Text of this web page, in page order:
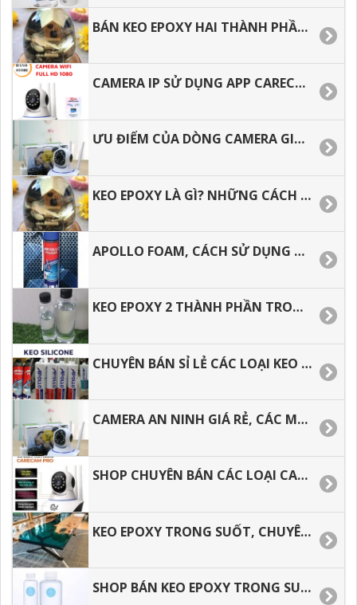
BÁN KEO EPOXY HAI THÀNH PHẦN, SHIP CODE TOÀN QUỐC.
CAMERA IP SỬ DỤNG APP CARECAM, DÒNG CAMERA THẾ HỆ MỚI.
ƯU ĐIỂM CỦA DÒNG CAMERA GIÁ RẺ CÓ TỐT KHÔNG.
KEO EPOXY LÀ GÌ? NHỮNG CÁCH PHA KEO EPOXY ĐÚNG CÁCH
APOLLO FOAM, CÁCH SỬ DỤNG ĐÚNG CÁCH, HIỆU QUẢ, TIẾT KIỆM
KEO EPOXY 2 THÀNH PHẦN TRONG SUỐT, THOÁT KHÍ TỐT, CHỊU NHIỆT.
CHUYÊN BÁN SỈ LẺ CÁC LOẠI KEO APOLLO SILICONE A300, A500,A600.
CAMERA AN NINH GIÁ RẺ, CÁC MẪU CAMERA DƯỚI 500 NGÀN CÓ TỐT KHÔNG.
SHOP CHUYÊN BÁN CÁC LOẠI CAMERA AN NINH GIÁ RẺ.
KEO EPOXY TRONG SUỐT, CHUYÊN BÁN KEO ĐỔ MẶT BÀN.
SHOP BÁN KEO EPOXY TRONG SUỐT ĐỔ MẶT BÀN TẠI TP.HCM